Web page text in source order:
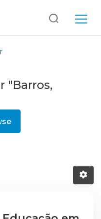
"Barros,